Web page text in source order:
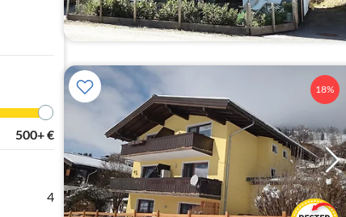
500+€
4
18%